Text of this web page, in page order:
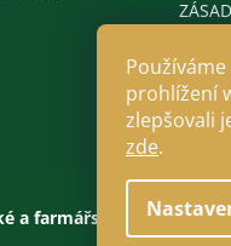
prohlížení
zlepšovali
zde.
a farmářské potřeby